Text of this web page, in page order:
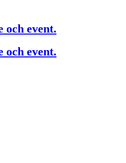
event.
event.